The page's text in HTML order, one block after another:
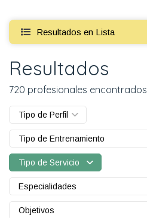
Resultados en Lista
Resultados
720 profesionales encontrados
Tipo de Perfil
Tipo de Entrenamiento
Tipo de Servicio
Especialidades
Objetivos